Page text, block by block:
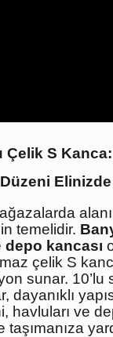
Çelik S
Elinizde
temelidir.
depo kancası
çelik S
sunar. 10’lu
havluları ve